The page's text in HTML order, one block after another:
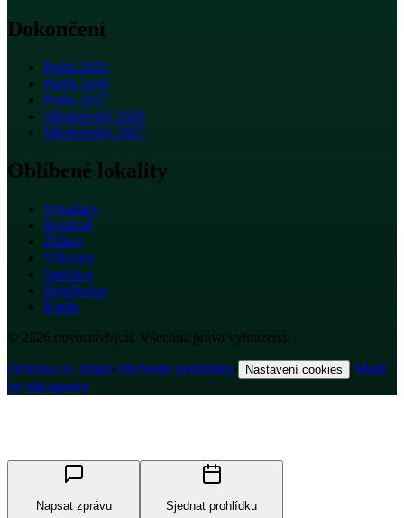
Dokončení
Praha 2025
Praha 2026
Praha 2027
Středočeský 2026
Středočeský 2027
Oblíbené lokality
Vysočany
Hostivař
Žižkov
Vršovice
Smíchov
Holešovice
Karlín
© 2026 novostavby.ai. Všechna práva vyhrazena.
Ochrana os. údajů·Obchodní podmínky· Nastavení cookies ·Made
by shh.agency
Napsat zprávu Sjednat prohlídku